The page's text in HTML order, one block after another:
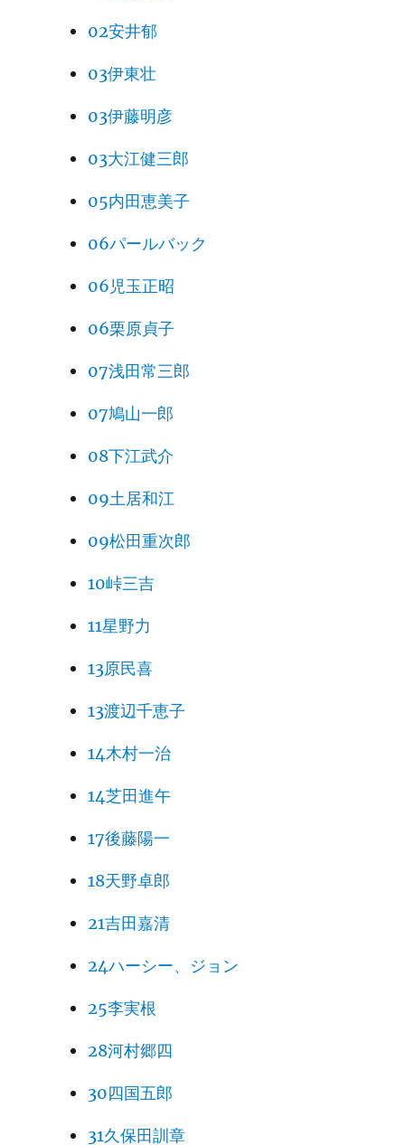
02安井郁
03伊東壮
03伊藤明彦
03大江健三郎
05内田恵美子
06パールバック
06児玉正昭
06栗原貞子
07浅田常三郎
07鳩山一郎
08下江武介
09土居和江
09松田重次郎
10峠三吉
11星野力
13原民喜
13渡辺千恵子
14木村一治
14芝田進午
17後藤陽一
18天野卓郎
21吉田嘉清
24ハーシー、ジョン
25李実根
28河村郷四
30四国五郎
31久保田訓章